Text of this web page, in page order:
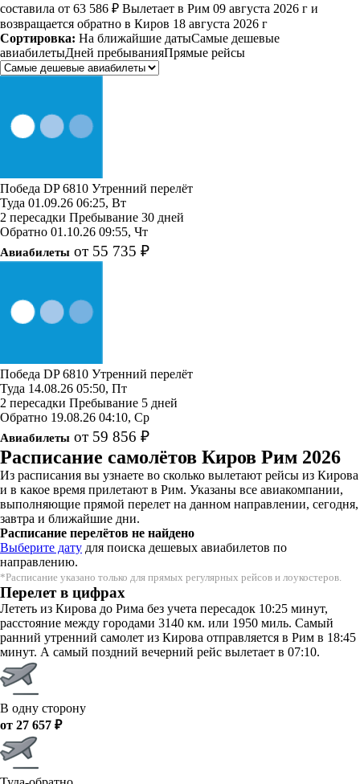
составила от 63 586 ₽ Вылетает в Рим 09 августа 2026 г и
возвращается обратно в Киров 18 августа 2026 г
Сортировка: На ближайшие датыСамые дешевые
авиабилетыДней пребыванияПрямые рейсы
Победа DP 6810 Утренний перелёт
Туда 01.09.26 06:25, Вт
2 пересадки Пребывание 30 дней
Обратно 01.10.26 09:55, Чт
Авиабилеты от 55 735 ₽
Победа DP 6810 Утренний перелёт
Туда 14.08.26 05:50, Пт
2 пересадки Пребывание 5 дней
Обратно 19.08.26 04:10, Ср
Авиабилеты от 59 856 ₽
Расписание самолётов Киров Рим 2026
Из расписания вы узнаете во сколько вылетают рейсы из Кирова
и в какое время прилетают в Рим. Указаны все авиакомпании,
выполняющие прямой перелет на данном направлении, сегодня,
завтра и ближайшие дни.
Расписание перелётов не найдено
Выберите дату для поиска дешевых авиабилетов по
направлению.
*Расписание указано только для прямых регулярных рейсов и лоукостеров.
Перелет в цифрах
Лететь из Кирова до Рима без учета пересадок 10:25 минут,
расстояние между городами 3140 км. или 1950 миль. Самый
ранний утренний самолет из Кирова отправляется в Рим в 18:45
минут. А самый поздний вечерний рейс вылетает в 07:10.
В одну сторону
от 27 657 ₽